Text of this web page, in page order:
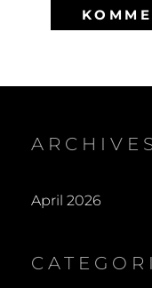
ARCHIVES
April 2026